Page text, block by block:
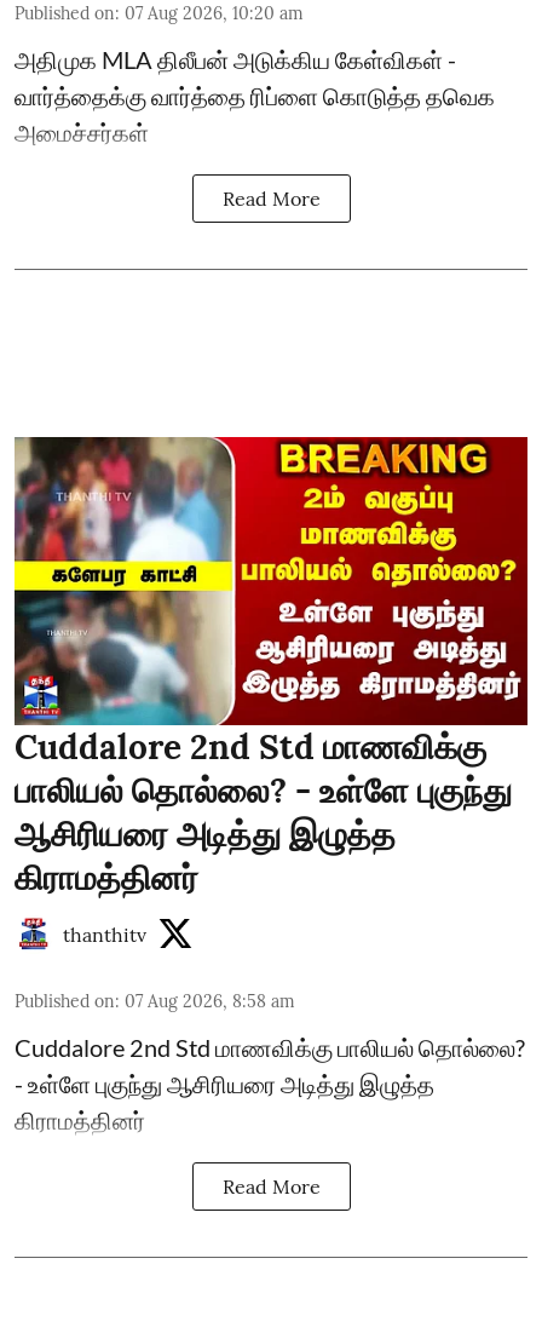
Published on: 07 Aug 2026, 10:20 am
அதிமுக MLA திலீபன் அடுக்கிய கேள்விகள் -
வார்த்தைக்கு வார்த்தை ரிப்ளை கொடுத்த தவெக
அமைச்சர்கள்
Read More
Cuddalore 2nd Std மாணவிக்கு
பாலியல் தொல்லை? - உள்ளே புகுந்து
ஆசிரியரை அடித்து இழுத்த
கிராமத்தினர்
thanthitv
Published on: 07 Aug 2026, 8:58 am
Cuddalore 2nd Std மாணவிக்கு பாலியல் தொல்லை?
- உள்ளே புகுந்து ஆசிரியரை அடித்து இழுத்த
கிராமத்தினர்
Read More